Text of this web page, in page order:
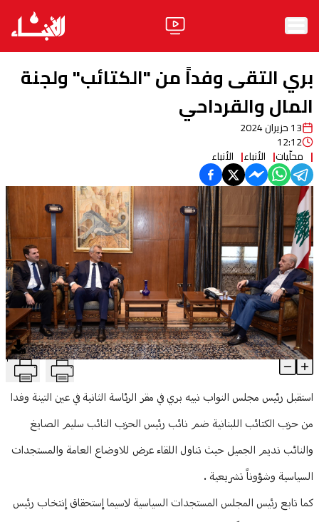
الأخبار
ثقافة ومجتمع
منوعات
آراء
فيديو
مواقف
وليد جنبلاطالحزب
ابحث
بري التقى وفداً من "الكتائب" ولجنة
المال والقرداحي
13 حزيران 2024
12:12
محلّيات الأنباء الأنباء
بري التقى وفداً من "الكتائب" ولجنة المال والقرداحي T
Article Content
استقبل رئيس مجلس النواب نبيه بري في مقر الرئاسة الثانية في عين التينة وفدا
من حزب الكتائب اللبنانية ضم نائب رئيس الحزب النائب سليم الصايغ
والنائب نديم الجميل حيث تناول اللقاء عرض للاوضاع العامة والمستجدات
السياسية وشؤوناً تشريعية .
كما تابع رئيس المجلس المستجدات السياسية لاسيما إستحقاق إنتخاب رئيس